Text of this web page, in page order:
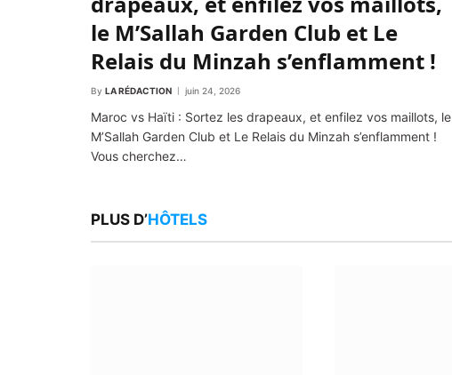
le M’Sallah Garden Club et Le
Relais du Minzah s’enflamment !
By LA RÉDACTION juin 24, 2026
Maroc vs Haïti : Sortez les drapeaux, et enfilez vos maillots, le
M’Sallah Garden Club et Le Relais du Minzah s’enflamment !
Vous cherchez…
PLUS D’HÔTELS